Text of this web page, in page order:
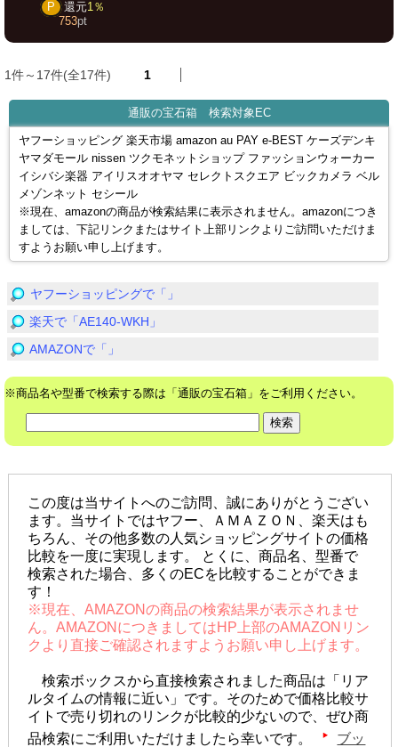
P 還元1％
753pt
1件～17件(全17件) 1
通販の宝石箱 検索対象EC
ヤフーショッピング 楽天市場 amazon au PAY e-BEST ケーズデンキ
ヤマダモール nissen ツクモネットショップ ファッションウォーカー
イシバシ楽器 アイリスオオヤマ セレクトスクエア ビックカメラ ベル
メゾンネット セシール
※現在、amazonの商品が検索結果に表示されません。amazonにつき
ましては、下記リンクまたはサイト上部リンクよりご訪問いただけま
すようお願い申し上げます。
ヤフーショッピングで「」
楽天で「AE140-WKH」
AMAZONで「」
※商品名や型番で検索する際は「通販の宝石箱」をご利用ください。
この度は当サイトへのご訪問、誠にありがとうござい
ます。当サイトではヤフー、ＡＭＡＺＯＮ、楽天はも
ちろん、その他多数の人気ショッピングサイトの価格
比較を一度に実現します。 とくに、商品名、型番で
検索された場合、多くのECを比較することができま
す！
※現在、AMAZONの商品の検索結果が表示されませ
ん。AMAZONにつきましてはHP上部のAMAZONリン
クより直接ご確認されますようお願い申し上げます。
検索ボックスから直接検索されました商品は「リア
ルタイムの情報に近い」です。そのためで価格比較サ
イトで売り切れのリンクが比較的少ないので、ぜひ商
品検索にご利用いただけましたら幸いです。
ブッ